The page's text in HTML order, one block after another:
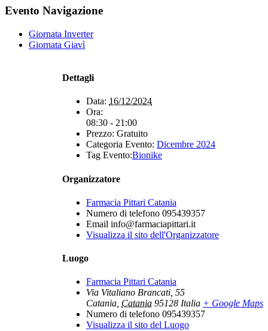
Facebook
X
WhatsApp
Telegram
Evento Navigazione
Giornata Inverter
Giornata Giavì
Dettagli
Data: 16/12/2024
Ora:
08:30 - 21:00
Prezzo: Gratuito
Categoria Evento: Dicembre 2024
Tag Evento:Bionike
Organizzatore
Farmacia Pittari Catania
Numero di telefono 095439357
Email info@farmaciapittari.it
Visualizza il sito dell'Organizzatore
Luogo
Farmacia Pittari Catania
Via Vitaliano Brancati, 55
Catania Catania 95128 Italia + Google Maps
Numero di telefono 095439357
Visualizza il sito del Luogo